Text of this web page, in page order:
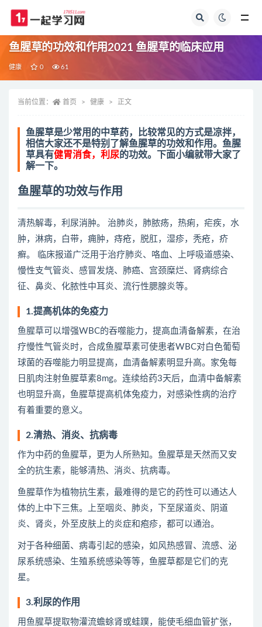
鱼腥草的功效和作用2021 鱼腥草的临床应用
健康 0 61
当前位置： 首页 健康 正文
鱼腥草是少常用的中草药，比较常见的方式是凉拌，
相信大家还不是特别了解鱼腥草的功效和作用。鱼腥
草具有健胃消食，利尿的功效。下面小编就带大家了
解一下。
鱼腥草的功效与作用
清热解毒，利尿消肿。 治肺炎，肺脓疡，热痢，疟疾，水
肿，淋病，白带，痈肿，痔疮，脱肛，湿疹，秃疮，疥
癣。 临床报道广泛用于治疗肺炎、咯血、上呼吸道感染、
慢性支气管炎、感冒发烧、肺癌、宫颈糜烂、肾病综合
征、鼻炎、化脓性中耳炎、流行性腮腺炎等。
1.提高机体的免疫力
鱼腥草可以增强WBC的吞噬能力，提高血清备解素，在治
疗慢性气管炎时，合成鱼腥草素可使患者WBC对白色葡萄
球菌的吞噬能力明显提高，血清备解素明显升高。家兔每
日肌肉注射鱼腥草素8mg。连续给药3天后，血清中备解素
也明显升高，鱼腥草提高机体兔疫力，对感染性病的治疗
有着重要的意义。
2.清热、消炎、抗病毒
作为中药的鱼腥草，更为人所熟知。鱼腥草是天然而又安
全的抗生素，能够清热、消炎、抗病毒。
鱼腥草作为植物抗生素，最难得的是它的药性可以通达人
体的上中下三焦。上至咽炎、肺炎，下至尿道炎、阴道
炎、肾炎，外至皮肤上的炎症和疱疹，都可以通治。
对于各种细菌、病毒引起的感染，如风热感冒、流感、泌
尿系统感染、生殖系统感染等等，鱼腥草都是它们的克
星。
3.利尿的作用
用鱼腥草提取物灌流蟾蜍肾或蛙蹼，能使毛细血管扩张，